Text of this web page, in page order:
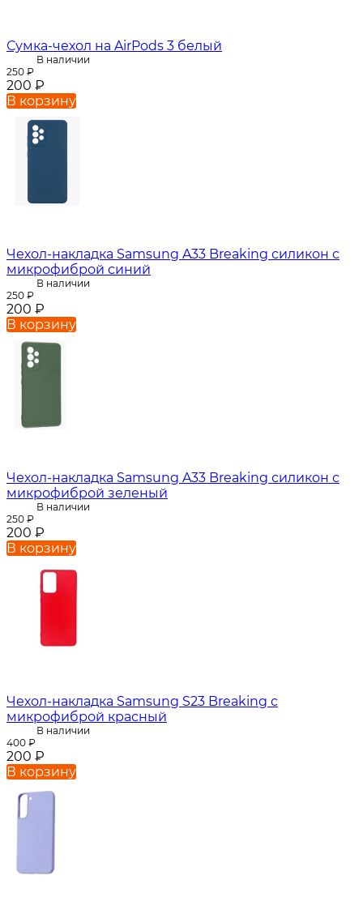
Сумка-чехол на AirPods 3 белый
В наличии
250 ₽
200 ₽
В корзину
Чехол-накладка Samsung A33 Breaking силикон с
микрофиброй синий
В наличии
250 ₽
200 ₽
В корзину
Чехол-накладка Samsung A33 Breaking силикон с
микрофиброй зеленый
В наличии
250 ₽
200 ₽
В корзину
Чехол-накладка Samsung S23 Breaking с
микрофиброй красный
В наличии
400 ₽
200 ₽
В корзину